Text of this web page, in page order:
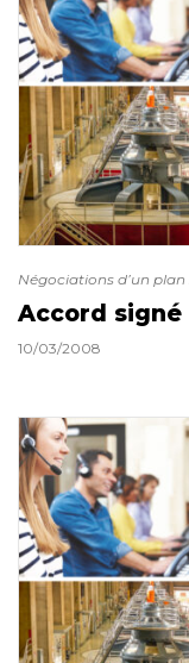
Négociations d’un
Accord signé
10/03/2008